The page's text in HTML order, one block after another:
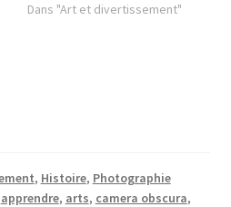
Dans "Art et divertissement"
, Histoire, Photographie
apprendre, arts, camera obscura,